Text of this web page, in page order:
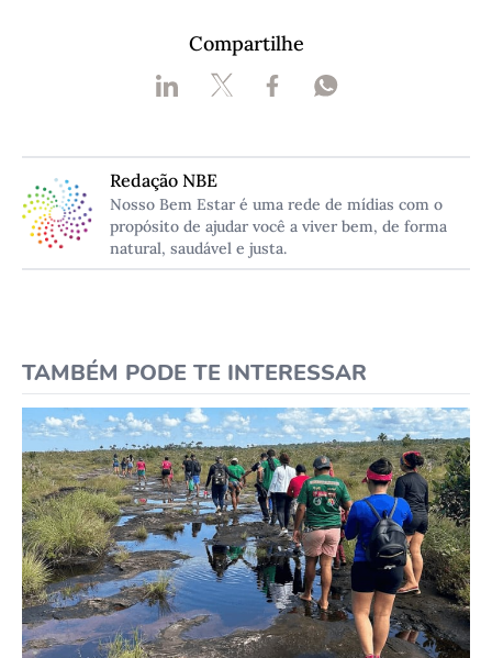
Compartilhe
Redação NBE
Nosso Bem Estar é uma rede de mídias com o
propósito de ajudar você a viver bem, de forma
natural, saudável e justa.
TAMBÉM PODE TE INTERESSAR